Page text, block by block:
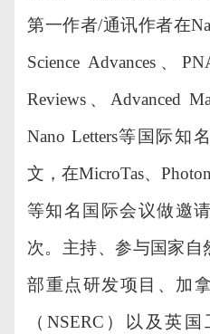
第一作者/通讯作者在
Science Advances、
Reviews、Advanced
Nano Letters等国际知
文，在MicroTas、
等知名国际会议做邀
次。主持、参与国家
部重点研发项目、加
（NSERC）以及英